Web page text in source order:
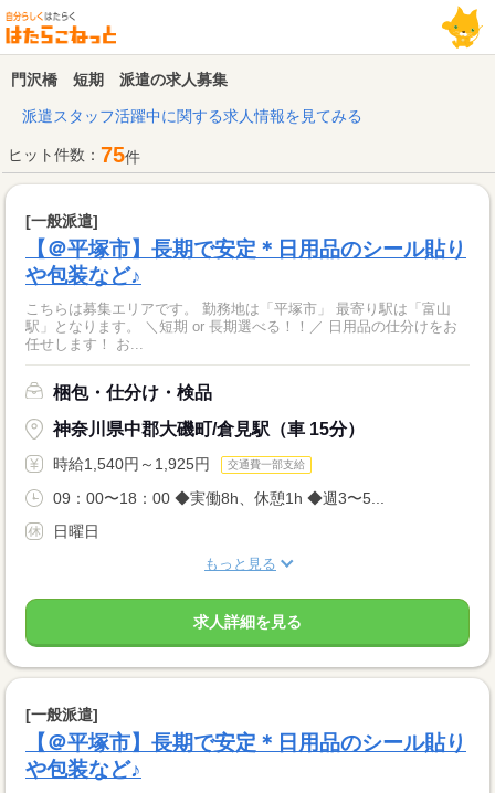
門沢橋 短期 派遣の求人募集
派遣スタッフ活躍中に関する求人情報を見てみる
ヒット件数： 75件
[一般派遣]
【＠平塚市】長期で安定＊日用品のシール貼り
や包装など♪
こちらは募集エリアです。 勤務地は「平塚市」 最寄り駅は「富山
駅」となります。 ＼短期 or 長期選べる！！／ 日用品の仕分けをお
任せします！ お...
梱包・仕分け・検品
神奈川県中郡大磯町/倉見駅（車 15分）
時給1,540円～1,925円 交通費一部支給
09：00〜18：00 ◆実働8h、休憩1h ◆週3〜5...
日曜日
もっと見る
求人詳細を見る
[一般派遣]
【＠平塚市】長期で安定＊日用品のシール貼り
や包装など♪